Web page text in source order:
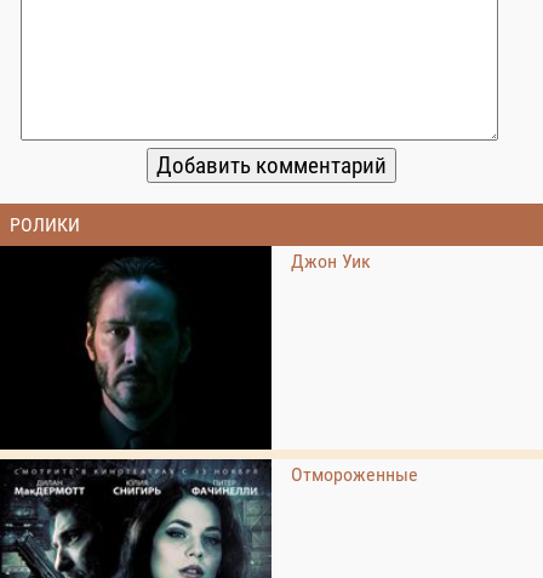
РОЛИКИ
Джон Уик
Отмороженные